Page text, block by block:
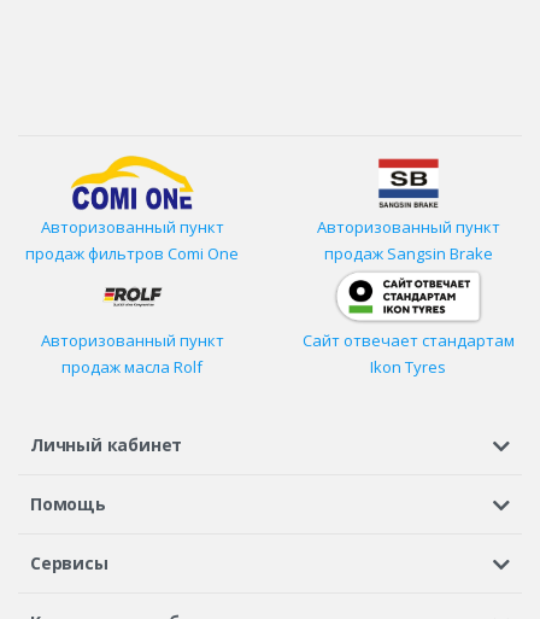
Авторизованный пункт
продаж фильтров Comi One
Авторизованный пункт
продаж Sangsin Brake
Авторизованный пункт
продаж масла Rolf
Сайт отвечает стандартам
Ikon Tyres
Личный кабинет
Регистрация или вход
Помощь
Шины в кредит
Сервисы